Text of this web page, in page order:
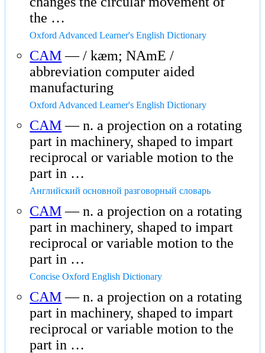
the …
Oxford Advanced Learner's English Dictionary
CAM— / kæm; NAmE /
abbreviation computer aided
manufacturing
Oxford Advanced Learner's English Dictionary
CAM— n. a projection on a rotating
part in machinery, shaped to impart
reciprocal or variable motion to the
part in …
Английский основной разговорный словарь
CAM— n. a projection on a rotating
part in machinery, shaped to impart
reciprocal or variable motion to the
part in …
Concise Oxford English Dictionary
CAM— n. a projection on a rotating
part in machinery, shaped to impart
reciprocal or variable motion to the
part in …